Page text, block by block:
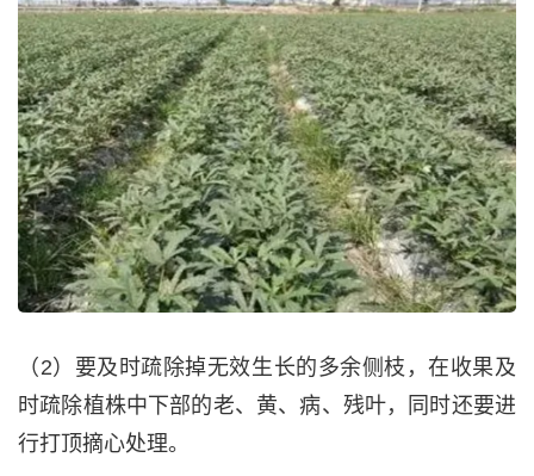
（2）要及时疏除掉无效生长的多余侧枝，在收果及
时疏除植株中下部的老、黄、病、残叶，同时还要进
行打顶摘心处理。